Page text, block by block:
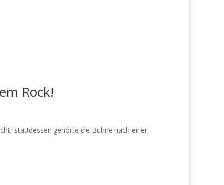
Rock!
stattdessen gehörte die Bühne nach einer